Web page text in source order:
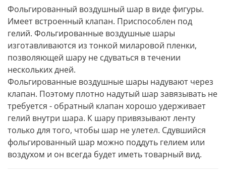
Фольгированный воздушный шар в виде фигуры.
Имеет встроенный клапан. Приспособлен под
гелий. Фольгированные воздушные шары
изготавливаются из тонкой миларовой пленки,
позволяющей шару не сдуваться в течении
нескольких дней.
Фольгированные воздушные шары надувают через
клапан. Поэтому плотно надутый шар завязывать не
требуется - обратный клапан хорошо удерживает
гелий внутри шара. К шару привязывают ленту
только для того, чтобы шар не улетел. Сдувшийся
фольгированный шар можно поддуть гелием или
воздухом и он всегда будет иметь товарный вид.